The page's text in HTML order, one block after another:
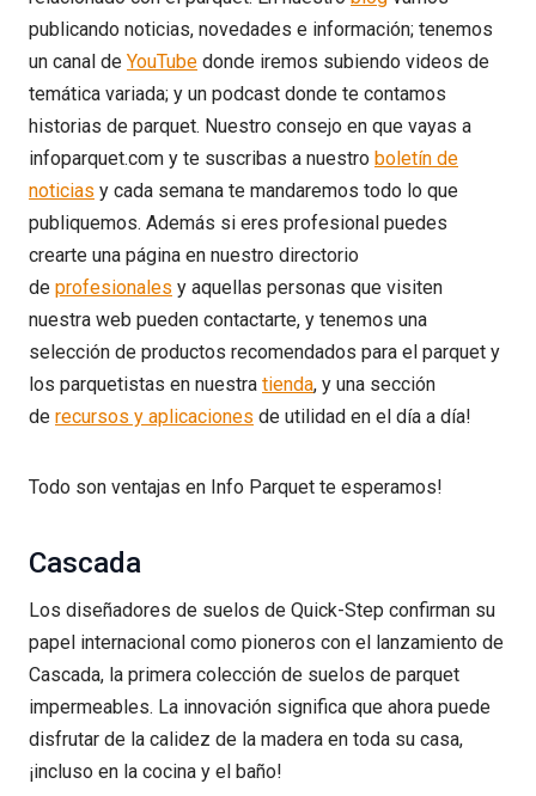
publicando noticias, novedades e información; tenemos
un canal de YouTube donde iremos subiendo videos de
temática variada; y un podcast donde te contamos
historias de parquet. Nuestro consejo en que vayas a
infoparquet.com y te suscribas a nuestro boletín de
noticias y cada semana te mandaremos todo lo que
publiquemos. Además si eres profesional puedes
crearte una página en nuestro directorio
de profesionales y aquellas personas que visiten
nuestra web pueden contactarte, y tenemos una
selección de productos recomendados para el parquet y
los parquetistas en nuestra tienda, y una sección
de recursos y aplicaciones de utilidad en el día a día!
Todo son ventajas en Info Parquet te esperamos!
Cascada
Los diseñadores de suelos de Quick-Step confirman su
papel internacional como pioneros con el lanzamiento de
Cascada, la primera colección de suelos de parquet
impermeables. La innovación significa que ahora puede
disfrutar de la calidez de la madera en toda su casa,
¡incluso en la cocina y el baño!